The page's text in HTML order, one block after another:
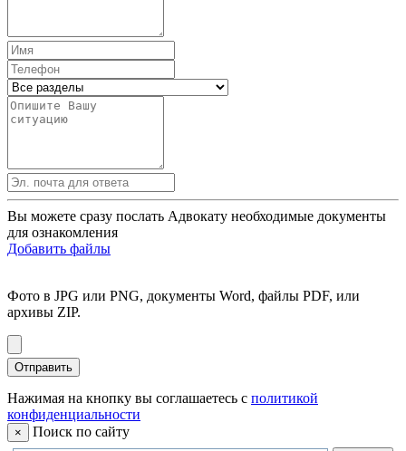
Вы можете сразу послать Адвокату необходимые документы
для ознакомления
Добавить файлы
Фото в JPG или PNG, документы Word, файлы PDF, или
архивы ZIP.
Отправить
Нажимая на кнопку вы соглашаетесь с политикой
конфиденциальности
× Поиск по сайту